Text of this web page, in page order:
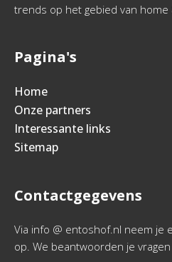
trends op het gebied van home
Pagina's
Home
Onze partners
Interessante links
Sitemap
Contactgegevens
Via info @ entoshof.nl neem je
op. We beantwoorden je